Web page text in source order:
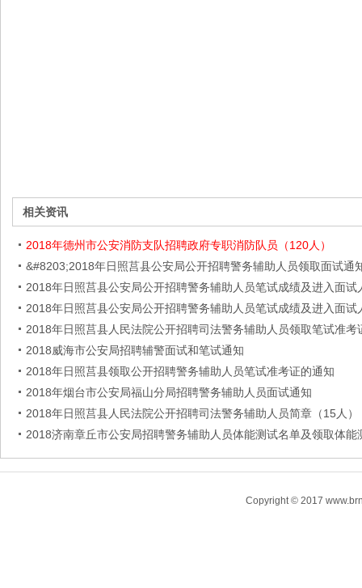
相关资讯
2018年德州市公安消防支队招聘政府专职消防队员（120人）
&#8203;2018年日照莒县公安局公开招聘警务辅助人员领取面试通
2018年日照莒县公安局公开招聘警务辅助人员笔试成绩及进入面试
2018年日照莒县公安局公开招聘警务辅助人员笔试成绩及进入面试
2018年日照莒县人民法院公开招聘司法警务辅助人员领取笔试准考
2018威海市公安局招聘辅警面试和笔试通知
2018年日照莒县领取公开招聘警务辅助人员笔试准考证的通知
2018年烟台市公安局福山分局招聘警务辅助人员面试通知
2018年日照莒县人民法院公开招聘司法警务辅助人员简章（15人）
2018济南章丘市公安局招聘警务辅助人员体能测试名单及领取体能
Copyright © 2017